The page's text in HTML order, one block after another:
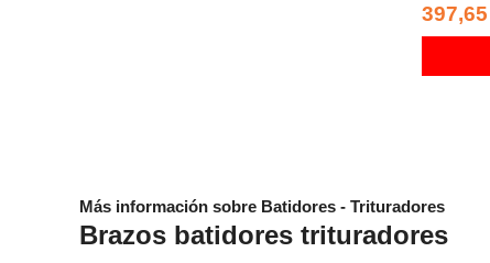
Más información sobre Batidores - Trituradores
Brazos batidores trituradores